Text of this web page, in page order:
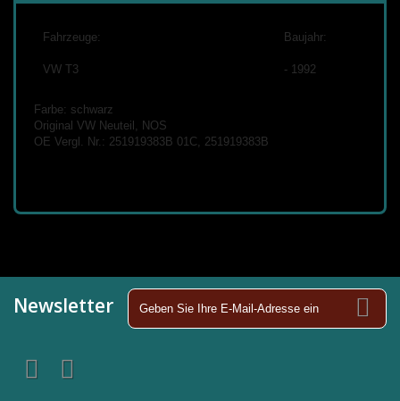
Fahrzeuge: Baujahr:
VW T3 - 1992
Farbe: schwarz
Original VW Neuteil, NOS
OE Vergl. Nr.: 251919383B 01C, 251919383B
Newsletter